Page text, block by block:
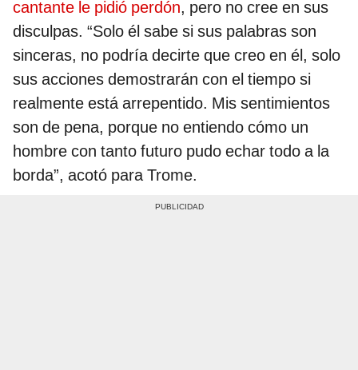
cantante le pidió perdón, pero no cree en sus
disculpas. “Solo él sabe si sus palabras son
sinceras, no podría decirte que creo en él, solo
sus acciones demostrarán con el tiempo si
realmente está arrepentido. Mis sentimientos
son de pena, porque no entiendo cómo un
hombre con tanto futuro pudo echar todo a la
borda”, acotó para Trome.